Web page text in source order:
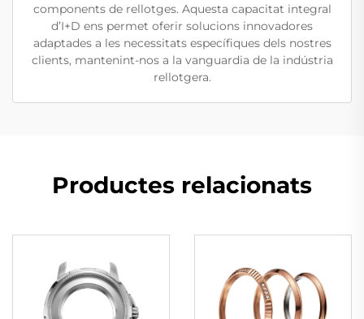
components de rellotges. Aquesta capacitat integral
d’I+D ens permet oferir solucions innovadores
adaptades a les necessitats específiques dels nostres
clients, mantenint-nos a la vanguardia de la indústria
rellotgera.
Productes relacionats